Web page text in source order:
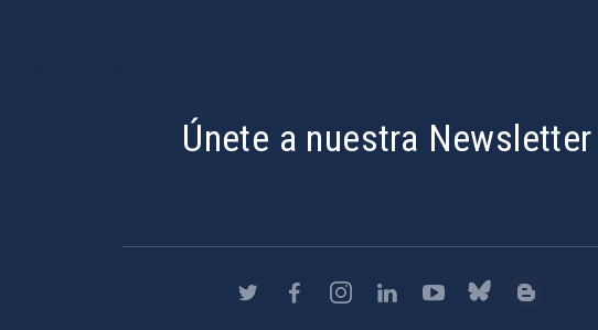
Únete a nuestra Newsletter